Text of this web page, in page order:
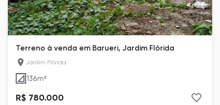
Terreno à venda em Barueri, Jardim Flórida
Jardim Flórida
136m²
R$ 780.000